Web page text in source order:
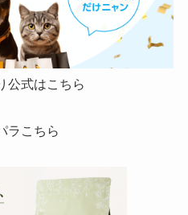
公式はこちら
ラこちら